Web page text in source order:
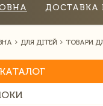
ДОСТАВКА
ДЛЯ ДІТЕЙ ТОВАРИ
КАТАЛОГ